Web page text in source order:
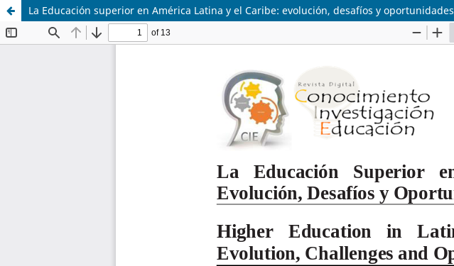
La Educación superior en América Latina y el Caribe: evolución, desafíos y oportunidades